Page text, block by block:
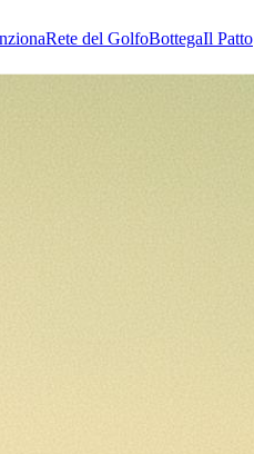
Rete del GolfoBottegaIl Patto